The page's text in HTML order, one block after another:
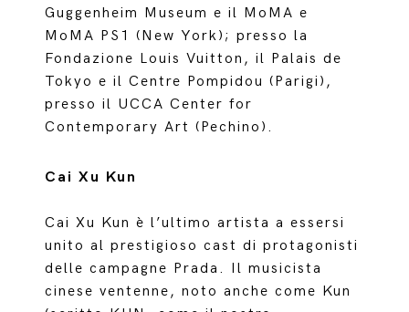
Guggenheim Museum e il MoMA e
MoMA PS1 (New York); presso la
Fondazione Louis Vuitton, il Palais de
Tokyo e il Centre Pompidou (Parigi),
presso il UCCA Center for
Contemporary Art (Pechino).
Cai Xu Kun
Cai Xu Kun è l’ultimo artista a essersi
unito al prestigioso cast di protagonisti
delle campagne Prada. Il musicista
cinese ventenne, noto anche come Kun